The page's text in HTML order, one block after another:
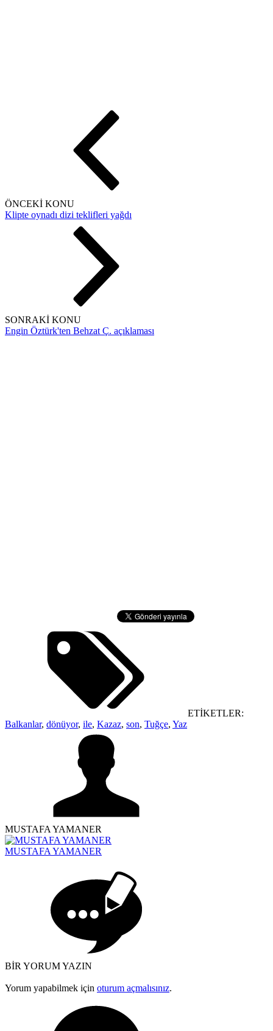
ÖNCEKİ KONU
Klipte oynadı dizi teklifleri yağdı
SONRAKİ KONU
Engin Öztürk'ten Behzat Ç. açıklaması
ETİKETLER:
Balkanlar, dönüyor, ile, Kazaz, son, Tuğçe, Yaz
MUSTAFA YAMANER
MUSTAFA YAMANER
BİR YORUM YAZIN
Yorum yapabilmek için oturum açmalısınız.